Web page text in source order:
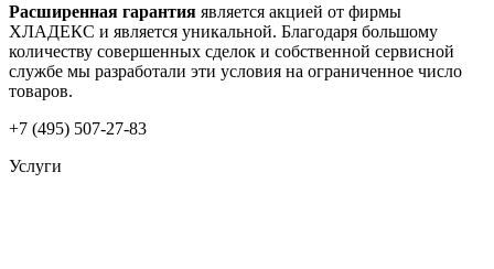
Расширенная гарантия является акцией от фирмы
ХЛАДЕКС и является уникальной. Благодаря большому
количеству совершенных сделок и собственной сервисной
службе мы разработали эти условия на ограниченное число
товаров.
+7 (495) 507-27-83
Услуги